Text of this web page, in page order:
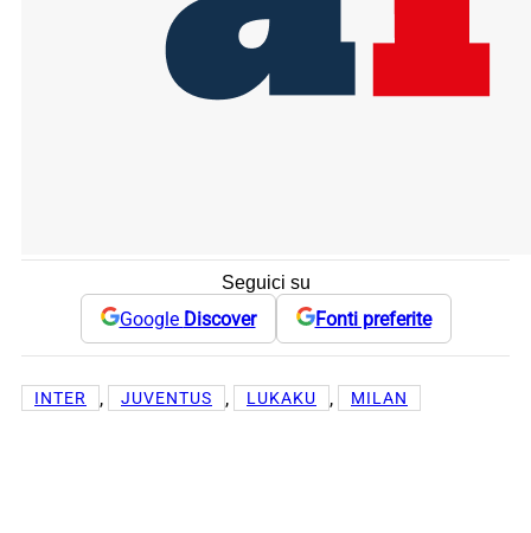
Seguici su
Google Discover Fonti preferite
INTER , JUVENTUS , LUKAKU , MILAN